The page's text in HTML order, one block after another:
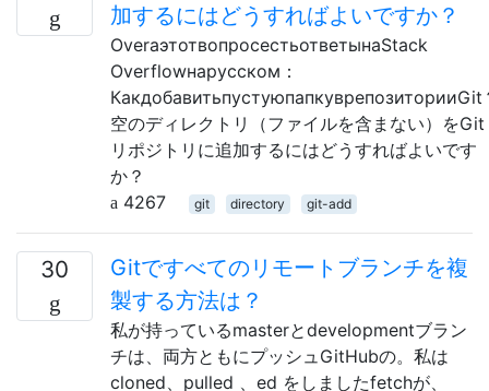
加するにはどうすればよいですか？
OverаэтотвопросестьответынаStack
Overflowнарусском：
КакдобавитьпустуюпапкуврепозиторииGit
空のディレクトリ（ファイルを含まない）をGit
リポジトリに追加するにはどうすればよいです
か？
4267
git directory git-add
30
Gitですべてのリモートブランチを複
製する方法は？
私が持っているmasterとdevelopmentブラン
チは、両方ともにプッシュGitHubの。私は
cloned、pulled 、ed をしましたfetchが、